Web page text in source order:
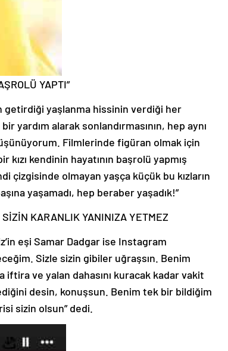
YAPTI”
getirdiği yaşlanma hissinin verdiği her
yardım alarak sonlandırmasının, hep aynı
Filmlerinde figüran olmak için
kendinin hayatının başrolü yapmış
çizgisinde olmayan yaşça küçük bu kızların
yaşamadı, hep beraber yaşadık!”
KARANLIK YANINIZA YETMEZ
eşi Samar Dadgar ise Instagram
Sizle sizin gibiler uğraşsın. Benim
iftira ve yalan dahasını kuracak kadar vakit
desin, konuşsun. Benim tek bir bildiğim
sizin olsun” dedi.